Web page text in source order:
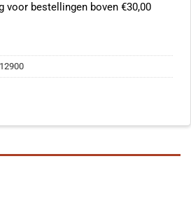
voor bestellingen boven €30,00